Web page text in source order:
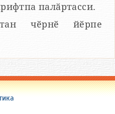
палӑртасси.
чӗрнӗ йӗрпе